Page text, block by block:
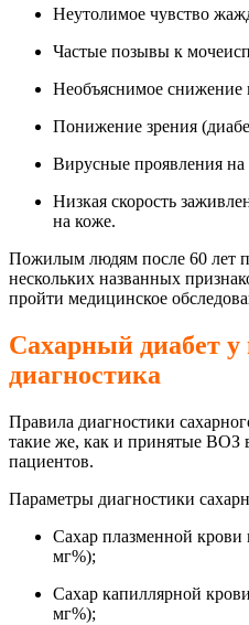
Неутолимое чувство
Частые позывы к
Необъяснимое снижение
Понижение зрения
Вирусные проявления
Низкая скорость
на коже.
Пожилым людям после 60 лет
нескольких названных
пройти медицинское
Сахарный диабет
диагностика
Правила диагностики
такие же, как и принятые ВОЗ
пациентов.
Параметры диагностики
Сахар плазменной
мг%);
Сахар капиллярной
мг%);